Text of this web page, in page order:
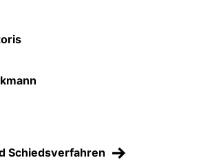
Schiedsverfahren